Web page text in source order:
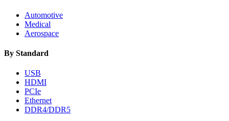
Automotive
Medical
Aerospace
By Standard
USB
HDMI
PCIe
Ethernet
DDR4/DDR5